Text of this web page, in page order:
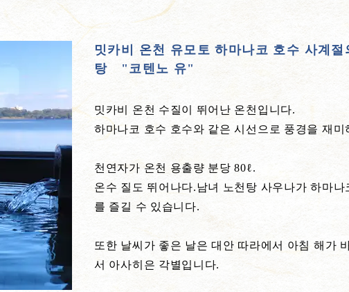
밋카비 온천 유모토 하마나코 호수 사계
탕 "코텐노 유"
밋카비 온천 수질이 뛰어난 온천입니다.
하마나코 호수 호수와 같은 시선으로 풍경을 재
천연자가 온천 용출량 분당 80ℓ.
온수 질도 뛰어나다.남녀 노천탕 사우나가 하마
를 즐길 수 있습니다.
또한 날씨가 좋은 날은 대안 따라에서 아침 해가
서 아사히은 각별입니다.